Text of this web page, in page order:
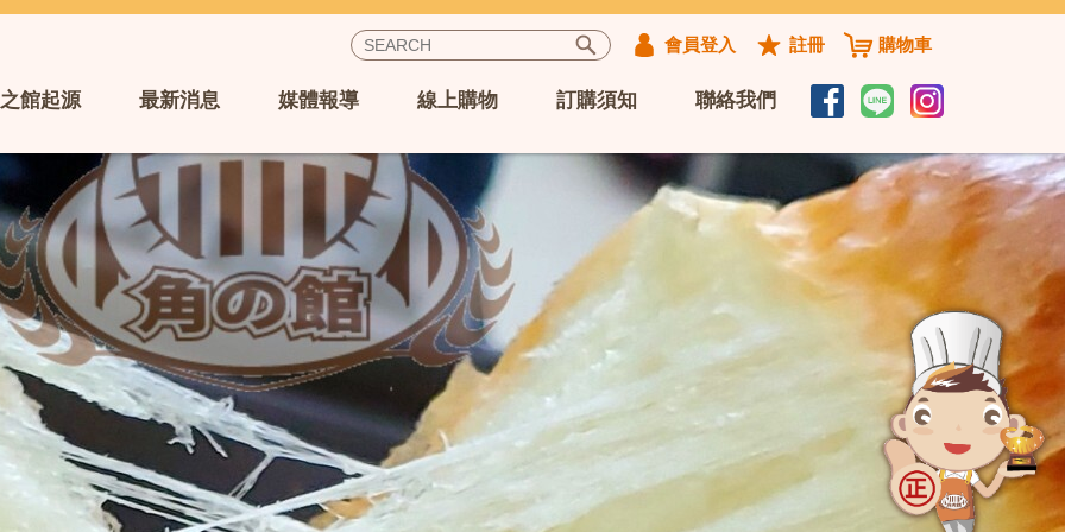
會員登入 註冊 購物車
館起源 最新消息 媒體報導 線上購物 訂購須知 聯絡我們